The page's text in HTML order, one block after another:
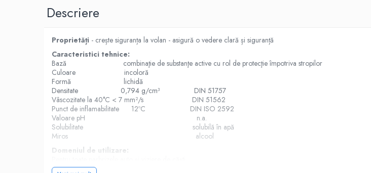
Solutii curatare componente mecanice
Spray frane/ambreiaj
Cosmetica Auto
Bureti,Lavete,Accesorii
Intretinere exterior
Intretinere interior
Jante si Anvelope
Odorizante Auto
Kituri siguranta
Descriere
Proprietăți - crește siguranța la volan - asigură o vedere clară și siguranță
Caracteristici tehnice:
Bază combinaţie de substanţe active cu rol de protecţie împotriva stropilor
Culoare incoloră
Formă lichidă
Densitate 0,794 g/cm³ DIN 51757
Vâscozitate la 40°C < 7 mm²/s DIN 51562
Punct de inflamabilitate 12ºC DIN ISO 2592
Valoare pH n.a.
Solubilitate solubilă în apă
Miros alcool
Domeniul de utilizare: